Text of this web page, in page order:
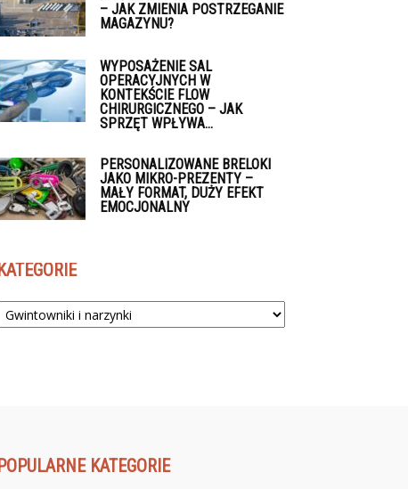
– JAK ZMIENIA POSTRZEGANIE
MAGAZYNU?
WYPOSAŻENIE SAL
OPERACYJNYCH W
KONTEKŚCIE FLOW
CHIRURGICZNEGO – JAK
SPRZĘT WPŁYWA...
PERSONALIZOWANE BRELOKI
JAKO MIKRO-PREZENTY –
MAŁY FORMAT, DUŻY EFEKT
EMOCJONALNY
KATEGORIE